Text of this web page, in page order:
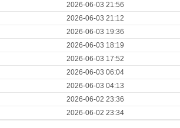
2026-06-03 21:56
2026-06-03 21:12
2026-06-03 19:36
2026-06-03 18:19
2026-06-03 17:52
2026-06-03 06:04
2026-06-03 04:13
2026-06-02 23:36
2026-06-02 23:34